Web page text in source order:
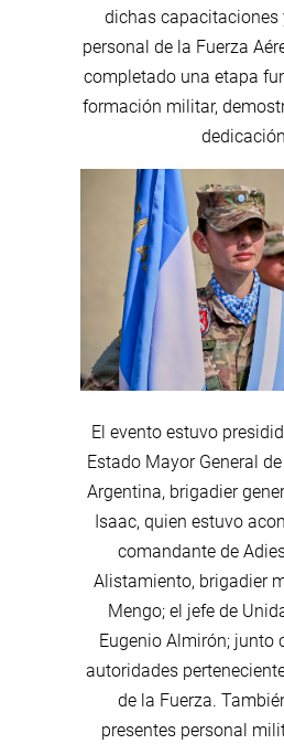
dichas capacitaciones
personal de la Fuerza
completado una etapa
formación militar,
El evento estuvo
Estado Mayor General
Argentina, brigadier
Isaac, quien estuvo
comandante de
Alistamiento, brigadier
Mengo; el jefe de
Eugenio Almirón; junto
autoridades
de la Fuerza.
presentes personal